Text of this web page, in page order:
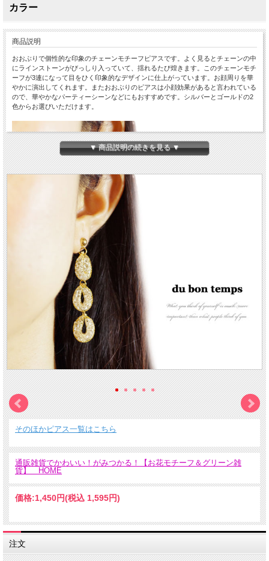
カラー
商品説明
おおぶりで個性的な印象のチェーンモチーフピアスです。よく見るとチェーンの中
にラインストーンがびっしり入っていて、揺れるたび煌きます。このチェーンモチ
ーフが3連になって目をひく印象的なデザインに仕上がっています。お顔周りを華
やかに演出してくれます。またおおぶりのピアスは小顔効果があると言われている
ので、華やかなパーティーシーンなどにもおすすめです。シルバーとゴールドの2
色からお選びいただけます。
▼ 商品説明の続きを見る ▼
そのほかピアス一覧はこちら
通販雑貨でかわいい！がみつかる！【お花モチーフ＆グリーン雑
貨】 HOME
価格:1,450円(税込 1,595円)
注文